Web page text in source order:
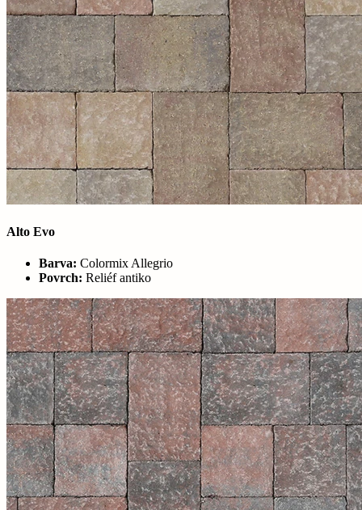
Alto Evo
Barva: Colormix Allegrio
Povrch: Reliéf antiko